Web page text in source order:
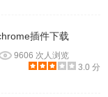
插件下载
9606 次人浏览
3.0 分